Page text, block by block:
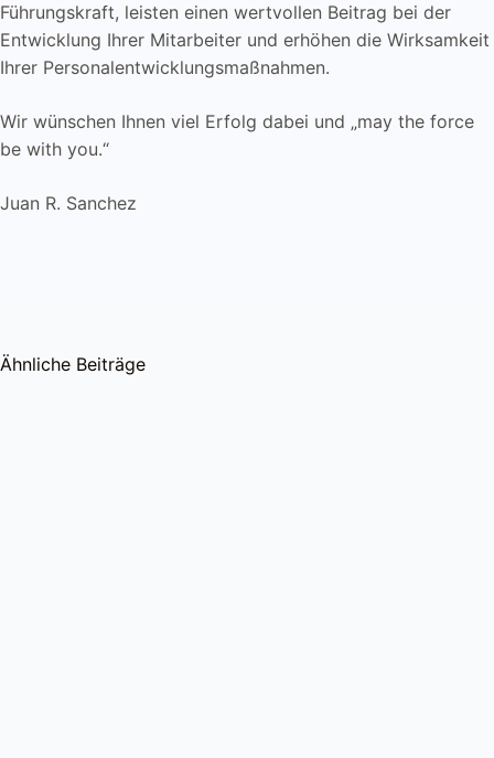
Führungskraft, leisten einen wertvollen Beitrag bei der
Entwicklung Ihrer Mitarbeiter und erhöhen die Wirksamkeit
Ihrer Personalentwicklungsmaßnahmen.
Wir wünschen Ihnen viel Erfolg dabei und „may the force
be with you.“
Juan R. Sanchez
Ähnliche Beiträge